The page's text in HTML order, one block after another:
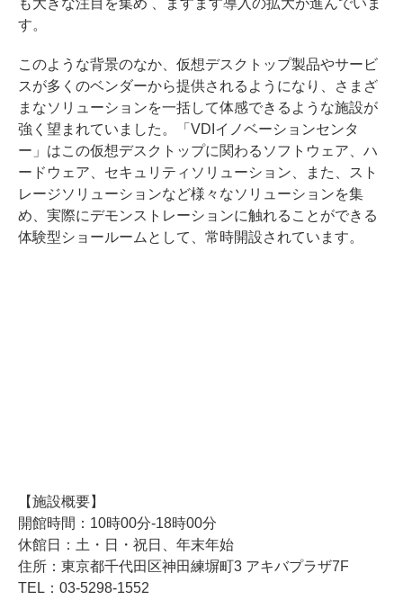
も大きな注目を集め 、ますます導入の拡大が進んでいま
す。
このような背景のなか、仮想デスクトップ製品やサービ
スが多くのベンダーから提供されるようになり、さまざ
まなソリューションを一括して体感できるような施設が
強く望まれていました。「VDIイノベーションセンタ
ー」はこの仮想デスクトップに関わるソフトウェア、ハ
ードウェア、セキュリティソリューション、また、スト
レージソリューションなど様々なソリューションを集
め、実際にデモンストレーションに触れることができる
体験型ショールームとして、常時開設されています。
【施設概要】
開館時間：10時00分-18時00分
休館日：土・日・祝日、年末年始
住所：東京都千代田区神田練塀町3 アキバプラザ7F
TEL：03-5298-1552